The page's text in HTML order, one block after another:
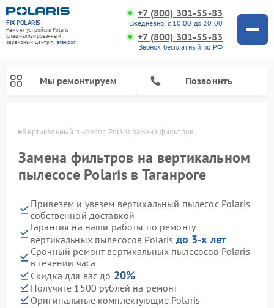
FIX-POLARIS
Ремонт устройств Polaris
Специализированный
cервисный центр г.Таганрог
+7 (800) 301-55-83
Ежедневно, с 10:00 до 20:00
+7 (800) 301-55-83
Звонок бесплатный по РФ
Мы ремонтируем Позвонить
Вертикальный пылесос Polaris замена фильтров
Замена фильтров на вертикальном
пылесосе Polaris в Таганроге
Привезем и увезем вертикальный пылесос Polaris
собственной доставкой
Гарантия на наши работы по ремонту
вертикальных пылесосов Polaris до 3-х лет
Срочный ремонт вертикальных пылесосов Polaris
в течении часа
Скидка для вас до 20%
Получите 1500 рублей на ремонт
Оригинальные комплектующие Polaris